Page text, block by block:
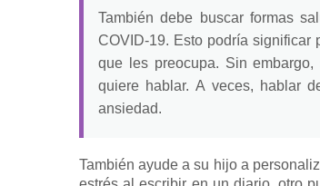
También debe buscarformas
COVID-19. Esto podría significar
que les preocupa. Sin
quiere hablar.A veces, hablar
ansiedad.
También ayude a su hijo a